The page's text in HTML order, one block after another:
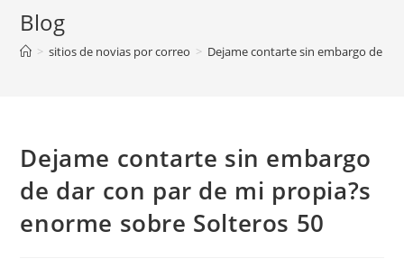
Blog
> sitios de novias por correo > Dejame contarte sin embargo de
Dejame contarte sin embargo
de dar con par de mi propia?s
enorme sobre Solteros 50